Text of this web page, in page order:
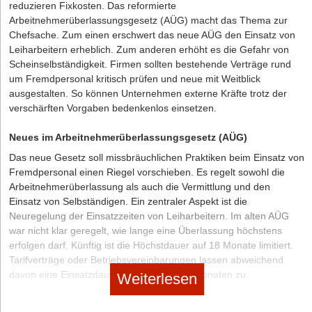
Die Autorin: Elishewa Patterson-Baysal ist Rechtsanwältin
und Fachanwältin für Arbeitsrecht bei der MEIDES
Rechtsanwaltsgesellschaft mbH. Sie ist zudem
Geschäftsführerin derOnline-ArbeitsrechtsAkademie.
entscheidungsbefugten Arbeits-gruppe für Telekommunikation
signalisiert, mit dem deutschen Vorschlag leben zu können. Bei
den Vertretern der Werbe-, Verlags- und Technologie-
Unternehmen stieß der Entwurf – und insbesondere die Streichung
des berechtigten Interesses als Rechtsgrundlage für Tracking zu
Werbezwecken – dagegen auf wenig Gegenliebe. Diese Kritik fand
in einigen Mitgliedstaaten Gehör. Und so gelang es letztlich auch
der deutschen Ratspräsidentschaft nicht, die so gegensätzlichen
Unternehmen sollten sich auf Fortgeltung der aktuellen
Regeln einstellen
Nach dem Scheitern des deutschen Entwurfs liegt der
sprichwörtliche Ball ab dem 1. Januar 2021 bei der neuen
portugiesischen Ratspräsidentschaft. Dass noch ein Kompromiss
zwischen den Mitgliedstaaten erzielt werden kann, erscheint
allerdings fraglich. Derzeit ist nicht ersichtlich, warum den
Portugiesen gelingen sollte, woran bereits ein gutes Dutzend
anderer Länder gescheitert ist. Selbst wenn der Rat unter der
portugiesischen Präsidentschaft einen gemeinsamen Entwurf
reduzieren Fixkosten. Das reformierte
Arbeitnehmerüberlassungsgesetz (AÜG) macht das Thema zur
Chefsache. Zum einen erschwert das neue AÜG den Einsatz von
Leiharbeitern erheblich. Zum anderen erhöht es die Gefahr von
Scheinselbständigkeit. Firmen sollten bestehende Verträge rund
um Fremdpersonal kritisch prüfen und neue mit Weitblick
ausgestalten. So können Unternehmen externe Kräfte trotz der
verschärften Vorgaben bedenkenlos einsetzen.
Neues im Arbeitnehmerüberlassungsgesetz (AÜG)
Das neue Gesetz soll missbräuchlichen Praktiken beim Einsatz von
Fremdpersonal einen Riegel vorschieben. Es regelt sowohl die
Arbeitnehmerüberlassung als auch die Vermittlung und den
Einsatz von Selbständigen. Ein zentraler Aspekt ist die
Neuregelung der Einsatzzeiten von Leiharbeitern. Im alten AÜG
war nicht klar geregelt, wie lange eine Überlassung höchstens
erfolgen darf. Künftig ist die Höchstdauer auf 18 Monate limitiert.
Tarifverträge oder Betriebsvereinbarungen lassen abweichend
davon eine Einsatzdauer von maximal 24 Monaten zu.
Zeiträume vor dem 1. April 2017 bleiben außen vor.
Weiterlesen